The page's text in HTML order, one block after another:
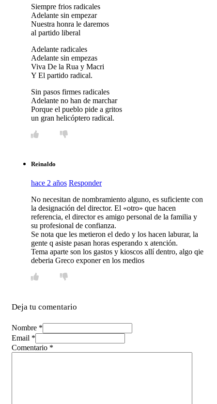
Siempre frios radicales
Adelante sin empezar
Nuestra honra le daremos
al partido liberal
Adelante radicales
Adelante sin empezas
Viva De la Rua y Macri
Y El partido radical.
Sin pasos firmes radicales
Adelante no han de marchar
Porque el pueblo pide a gritos
un gran helicóptero radical.
Reinaldo
hace 2 años Responder
No necesitan de nombramiento alguno, es suficiente con
la designación del director. El «otro» que hacen
referencia, el director es amigo personal de la familia y
su profesional de confianza.
Se nota que les metieron el dedo y los hacen laburar, la
gente q asiste pasan horas esperando x atención.
Tema aparte son los gastos y kioscos allí dentro, algo qie
deberia Greco exponer en los medios
Deja tu comentario
Nombre *
Email *
Comentario *